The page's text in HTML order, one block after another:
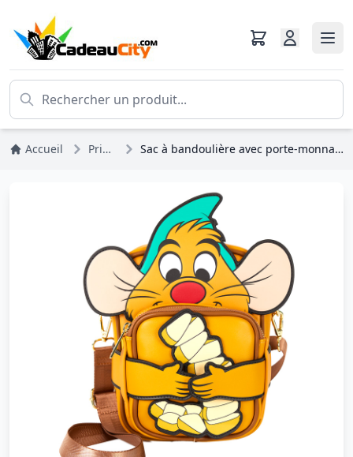
Accueil Princesses Disney Sac à bandoulière avec porte-monnaie Gus Gus - DISNEY LOUNGEFLY Cendrillon 75e anniversaire